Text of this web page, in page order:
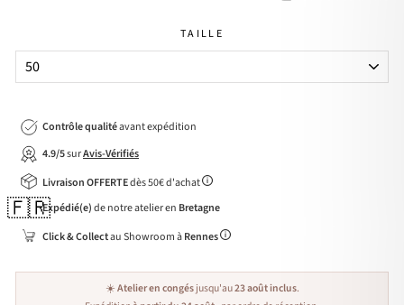
TAILLE
Contrôle qualitéavant expédition
4.9/5surAvis-Vérifiés
Livraison OFFERTEdès 50€ d'achat
🇫🇷Expédié(e)de notre atelier en Bretagne
Click & Collectau Showroom àRennes
☀️Atelier en congésjusqu'au23 août inclus.